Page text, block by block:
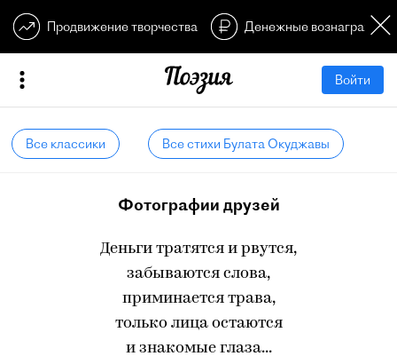
Продвижение творчества Денежные
Войти
Все классики Все стихи Булата Окуджавы
Фотографии друзей
Деньги тратятся и рвутся,
забываются слова,
приминается трава,
только лица остаются
и знакомые глаза...